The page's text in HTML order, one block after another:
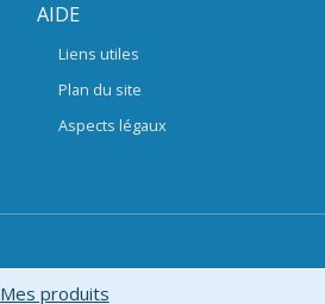
AIDE
Liens utiles
Plan du site
Aspects légaux
Mes produits